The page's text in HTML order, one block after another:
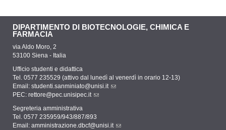
DIPARTIMENTO DI BIOTECNOLOGIE, CHIMICA E
FARMACIA
via Aldo Moro, 2
53100 Siena - Italia
Ufficio studenti e didattica
Tel. 0577 235529 (attivo dal lunedì al venerdì in orario 12-13)
Email: studenti.sanminiato@unisi.it
PEC: rettore@pec.unisipec.it
Segreteria amministrativa
Tel. 0577 235959/943/887/893
Email: amministrazione.dbcf@unisi.it